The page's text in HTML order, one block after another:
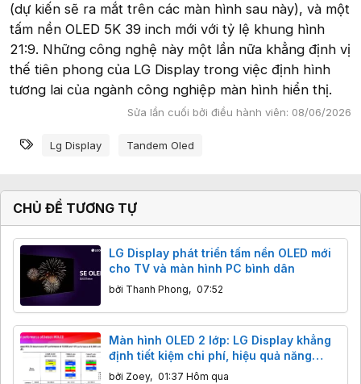
(dự kiến sẽ ra mắt trên các màn hình sau này), và một
tấm nền OLED 5K 39 inch mới với tỷ lệ khung hình
21:9. Những công nghệ này một lần nữa khẳng định vị
thế tiên phong của LG Display trong việc định hình
tương lai của ngành công nghiệp màn hình hiển thị.
Sửa lần cuối bởi điều hành viên: 08/06/2026
Từ khóa
Lg Display Tandem Oled
CHỦ ĐỀ TƯƠNG TỰ
LG Display phát triển tấm nền OLED mới
cho TV và màn hình PC bình dân
bởi Thanh Phong, 07:52
Màn hình OLED 2 lớp: LG Display khẳng
định tiết kiệm chi phí, hiệu quả năng
lượng, màu sắc vượt trội
bởi Zoey, 01:37 Hôm qua